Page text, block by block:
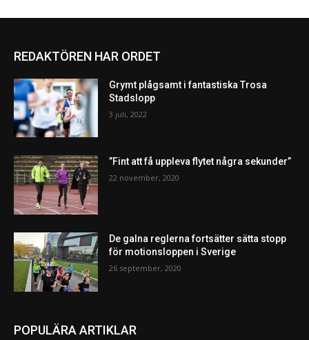
REDAKTÖREN HAR ORDET
Grymt plågsamt i fantastiska Trosa
Stadslopp
3 juli, 2022
”Fint att få uppleva flytet några sekunder”
22 november, 2020
De galna reglerna fortsätter sätta stopp
för motionsloppen i Sverige
26 september, 2020
POPULÄRA ARTIKLAR